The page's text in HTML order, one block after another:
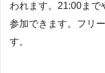
われます。21:00まで
参加できます。フリ
す。